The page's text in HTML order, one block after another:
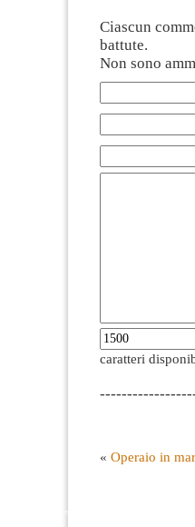
Ciascun
battute.
Non sono
caratteri
« Operaio in